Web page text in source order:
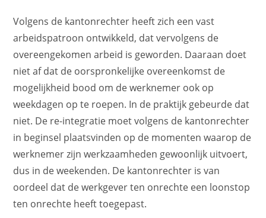
Volgens de kantonrechter heeft zich een vast
arbeidspatroon ontwikkeld, dat vervolgens de
overeengekomen arbeid is geworden. Daaraan doet
niet af dat de oorspronkelijke overeenkomst de
mogelijkheid bood om de werknemer ook op
weekdagen op te roepen. In de praktijk gebeurde dat
niet. De re-integratie moet volgens de kantonrechter
in beginsel plaatsvinden op de momenten waarop de
werknemer zijn werkzaamheden gewoonlijk uitvoert,
dus in de weekenden. De kantonrechter is van
oordeel dat de werkgever ten onrechte een loonstop
ten onrechte heeft toegepast.